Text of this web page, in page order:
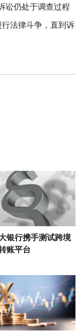
讼仍处于调查过程
法律斗争，直到诉
银行携手测试跨境
账平台